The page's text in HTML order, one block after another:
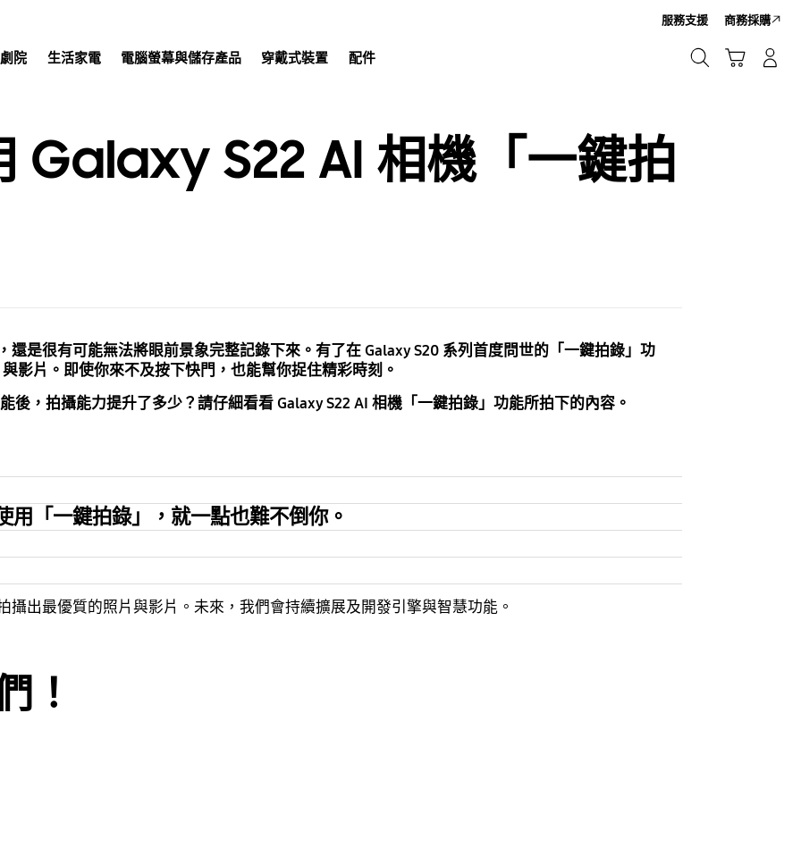
院 生活家電 電腦螢幕與儲存產品 穿戴式裝置 配件
服務支援 商務採購
Galaxy S22 AI 相機「一鍵拍
還是很有可能無法將眼前景象完整記錄下來。有了在 Galaxy S20 系列首度問世的「一鍵拍錄」功
影片。即使你來不及按下快門，也能幫你捉住精彩時刻。
後，拍攝能力提升了多少？請仔細看看 Galaxy S22 AI 相機「一鍵拍錄」功能所拍下的內容。
「一鍵拍錄」，就一點也難不倒你。
攝出最優質的照片與影片。未來，我們會持續擴展及開發引擎與智慧功能。
！